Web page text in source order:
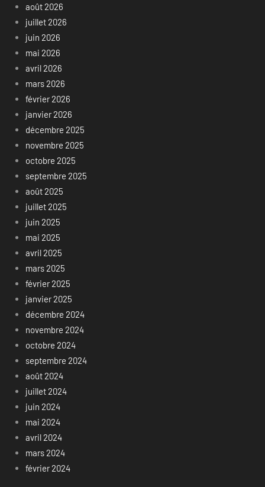
août 2026
juillet 2026
juin 2026
mai 2026
avril 2026
mars 2026
février 2026
janvier 2026
décembre 2025
novembre 2025
octobre 2025
septembre 2025
août 2025
juillet 2025
juin 2025
mai 2025
avril 2025
mars 2025
février 2025
janvier 2025
décembre 2024
novembre 2024
octobre 2024
septembre 2024
août 2024
juillet 2024
juin 2024
mai 2024
avril 2024
mars 2024
février 2024